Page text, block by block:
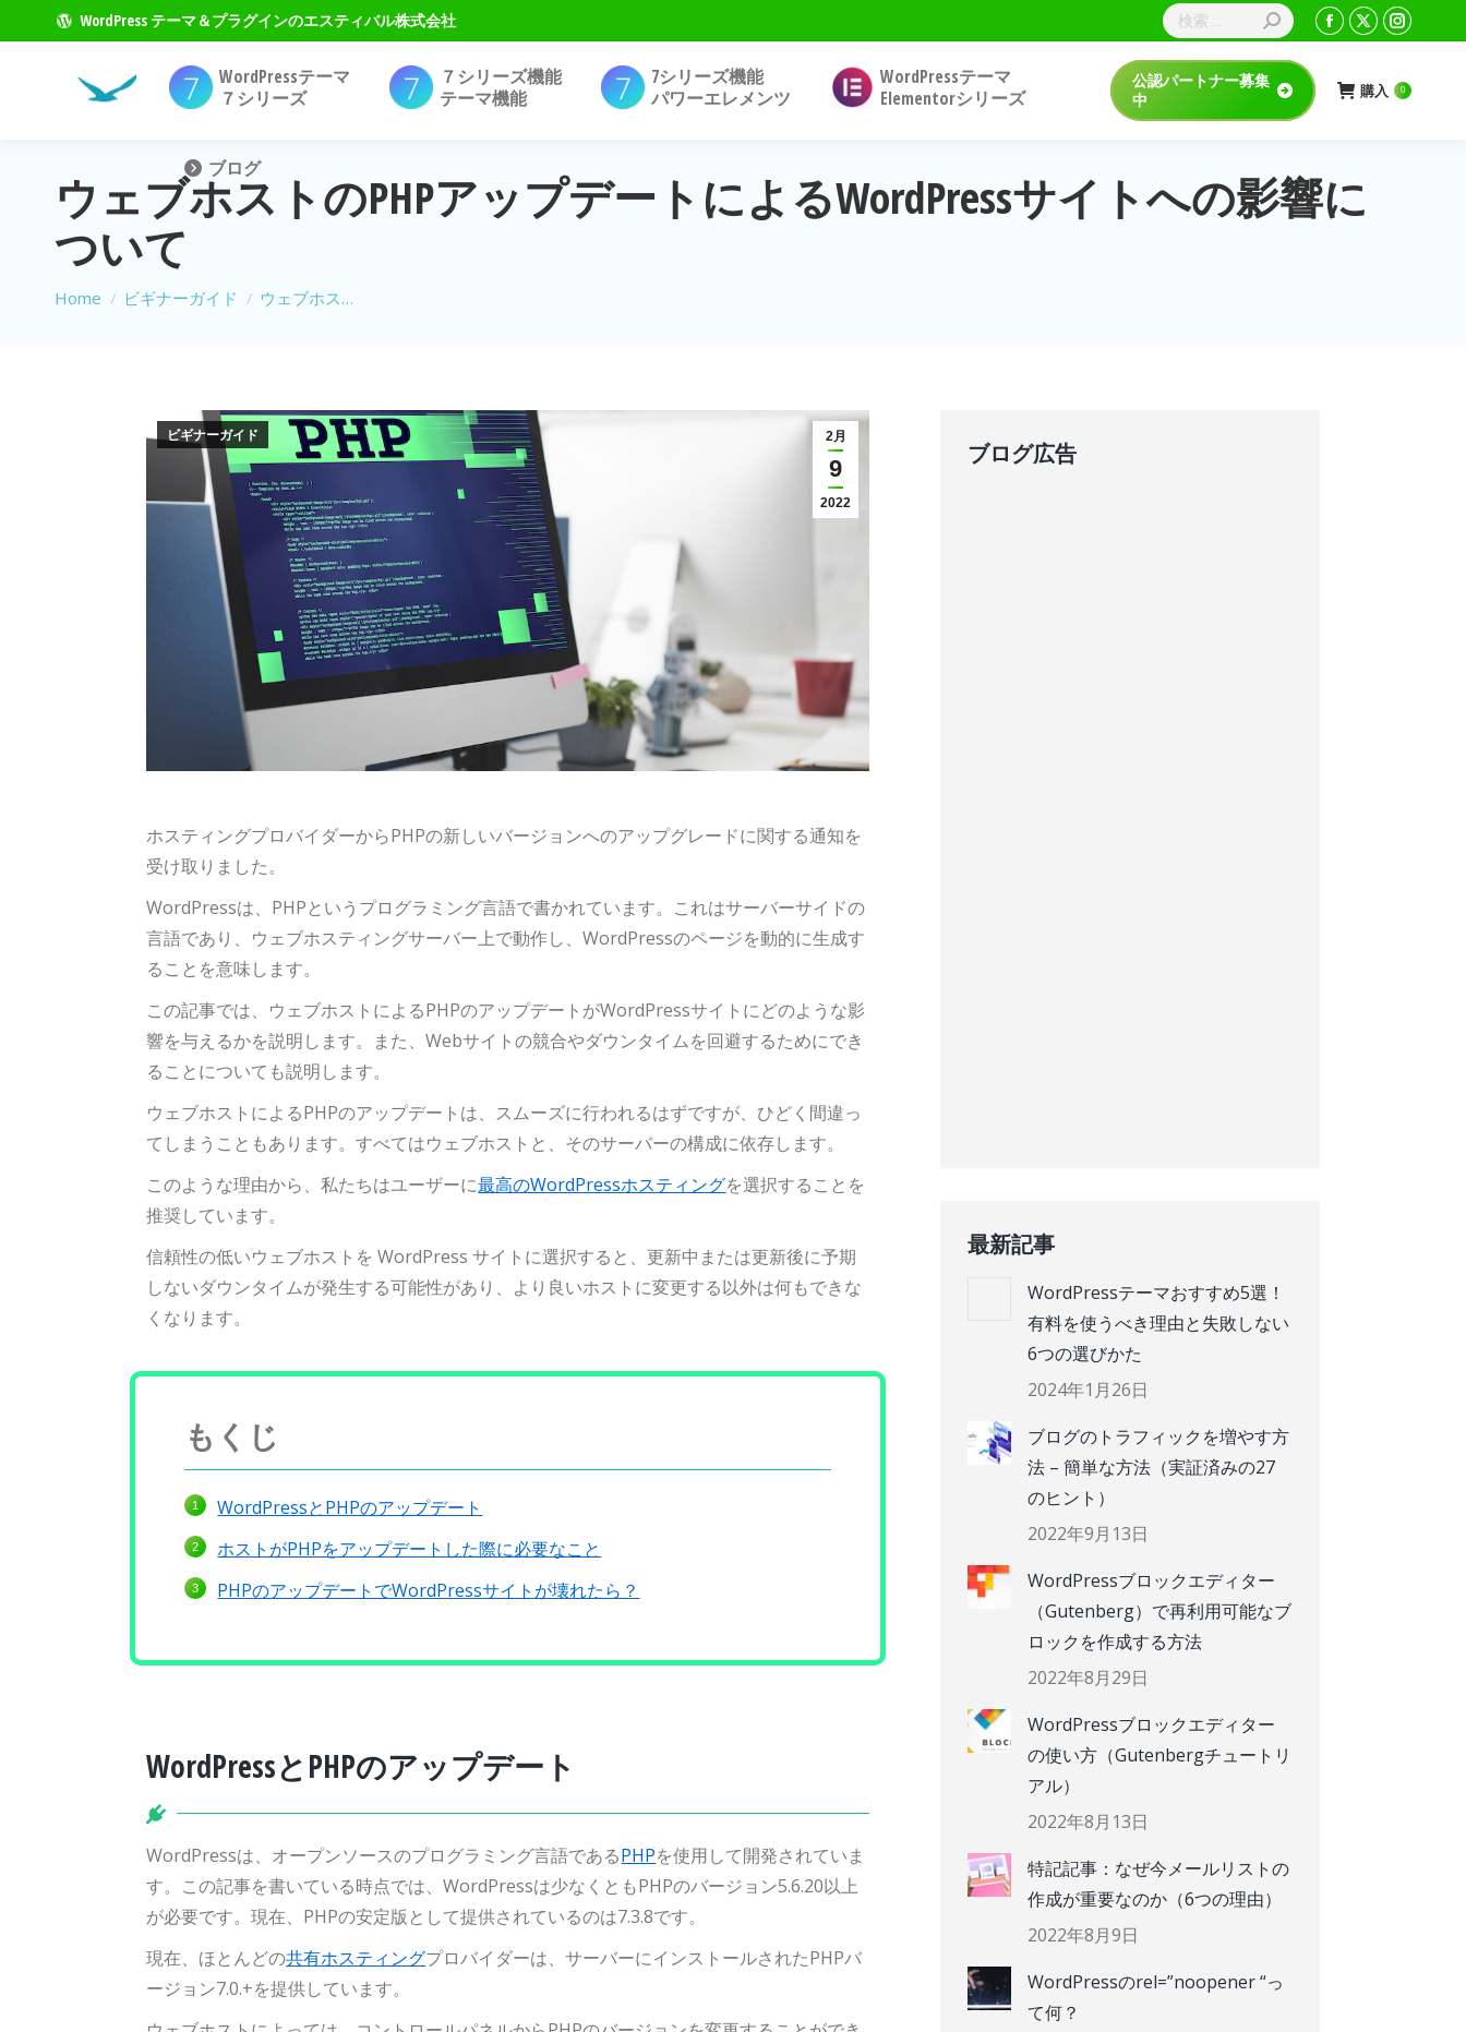
WordPress テーマ＆プラグインのエスティバル株式会社
検
索:
Facebook
opens
X
opensopens
WordPressテーマ
７シリーズ
７シリーズ機能
テーマ機能
7シリーズ機能
パワーエレメンツ
WordPressテーマ
Elementorシリーズ
ブログ
公認パートナー募集
中
購入 0
ウェブホストのPHPアップデートによるWordPressサイトへの影響に
ついて
現在地:
Home ビギナーガイド ウェブホス…
2月
9
2022
ビギナーガイド
ホスティングプロバイダーからPHPの新しいバージョンへのアップグレードに関する通知を
受け取りました。
WordPressは、PHPというプログラミング言語で書かれています。これはサーバーサイドの
言語であり、ウェブホスティングサーバー上で動作し、WordPressのページを動的に生成す
ることを意味します。
この記事では、ウェブホストによるPHPのアップデートがWordPressサイトにどのような影
響を与えるかを説明します。また、Webサイトの競合やダウンタイムを回避するためにでき
ることについても説明します。
ウェブホストによるPHPのアップデートは、スムーズに行われるはずですが、ひどく間違っ
てしまうこともあります。すべてはウェブホストと、そのサーバーの構成に依存します。
このような理由から、私たちはユーザーに最高のWordPressホスティングを選択することを
推奨しています。
信頼性の低いウェブホストを WordPress サイトに選択すると、更新中または更新後に予期
しないダウンタイムが発生する可能性があり、より良いホストに変更する以外は何もできな
くなります。
もくじ
WordPressとPHPのアップデート
ホストがPHPをアップデートした際に必要なこと
PHPのアップデートでWordPressサイトが壊れたら？
WordPressとPHPのアップデート
WordPressは、オープンソースのプログラミング言語であるPHPを使用して開発されていま
す。この記事を書いている時点では、WordPressは少なくともPHPのバージョン5.6.20以上
が必要です。現在、PHPの安定版として提供されているのは7.3.8です。
現在、ほとんどの共有ホスティングプロバイダーは、サーバーにインストールされたPHPバ
ージョン7.0.+を提供しています。
ブログ広告
最新記事
WordPressテーマおすすめ5選！
有料を使うべき理由と失敗しない
6つの選びかた
2024年1月26日
ブログのトラフィックを増やす方
法 – 簡単な方法（実証済みの27
のヒント）
2022年9月13日
WordPressブロックエディター
（Gutenberg）で再利用可能なブ
ロックを作成する方法
2022年8月29日
WordPressブロックエディター
の使い方（Gutenbergチュートリ
アル）
2022年8月13日
特記記事：なぜ今メールリストの
作成が重要なのか（6つの理由）
2022年8月9日
WordPressのrel=”noopener “っ
て何？